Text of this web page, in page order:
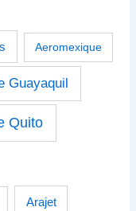
Aeromexique
Guayaquil
Quito
Arajet